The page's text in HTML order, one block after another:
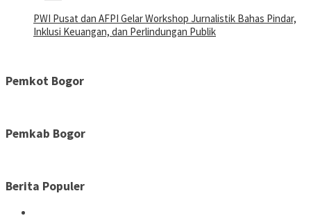
PWI Pusat dan AFPI Gelar Workshop Jurnalistik Bahas Pindar,
Inklusi Keuangan, dan Perlindungan Publik
Pemkot Bogor
Pemkab Bogor
Berita Populer